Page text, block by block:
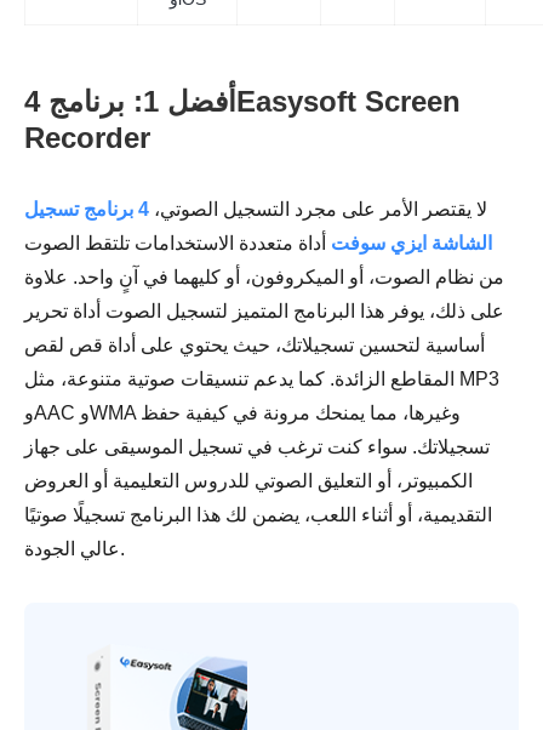
أفضل 1: برنامج 4Easysoft Screen
Recorder
لا يقتصر الأمر على مجرد التسجيل الصوتي،
4 برنامج تسجيل
الشاشة ايزي سوفت أداة متعددة الاستخدامات تلتقط الصوت
من نظام الصوت، أو الميكروفون، أو كليهما في آنٍ واحد. علاوة
على ذلك، يوفر هذا البرنامج المتميز لتسجيل الصوت أداة تحرير
أساسية لتحسين تسجيلاتك، حيث يحتوي على أداة قص لقص
المقاطع الزائدة. كما يدعم تنسيقات صوتية متنوعة، مثل MP3
وAAC وWMA وغيرها، مما يمنحك مرونة في كيفية حفظ
تسجيلاتك. سواء كنت ترغب في تسجيل الموسيقى على جهاز
الكمبيوتر، أو التعليق الصوتي للدروس التعليمية أو العروض
التقديمية، أو أثناء اللعب، يضمن لك هذا البرنامج تسجيلًا صوتيًا
عالي الجودة.